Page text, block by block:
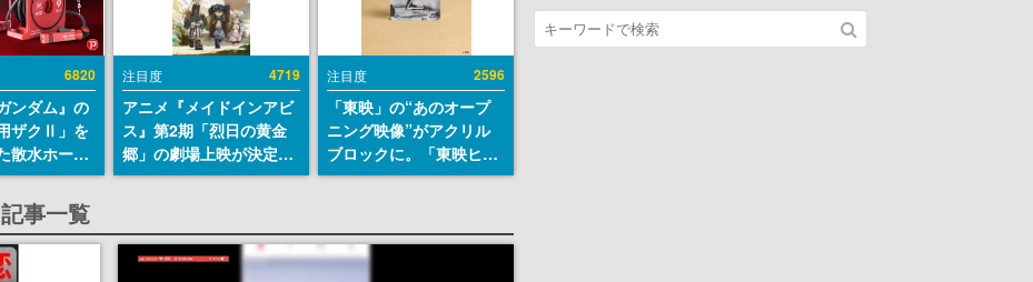
6820
ンダム』の
ザクⅡ」を
散水ホース
開始。本体
パーソナル
ン公国軍の
型式番号な
注目度 4719
アニメ『メイドインアビ
ス』第2期「烈日の黄金
郷」の劇場上映が決定！
レグ役・伊瀬茉莉也さん
注目度 2596
「東映」の“あのオープ
ニング映像”がアクリル
ブロックに。「東映ヒス
トリカル グッズコレクシ
事一覧